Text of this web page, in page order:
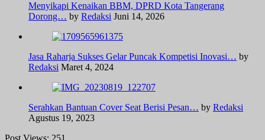
Menyikapi Kenaikan BBM, DPRD Kota Tangerang
Dorong… by Redaksi Juni 14, 2026
Jasa Raharja Sukses Gelar Puncak Kompetisi Inovasi… by
Redaksi Maret 4, 2024
Serahkan Bantuan Cover Seat Berisi Pesan… by Redaksi
Agustus 19, 2023